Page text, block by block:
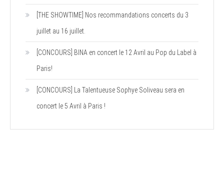
[THE SHOWTIME] Nos recommandations concerts du 3
juillet au 16 juillet.
[CONCOURS] BINA en concert le 12 Avril au Pop du Label à
Paris!
[CONCOURS] La Talentueuse Sophye Soliveau sera en
concert le 5 Avril à Paris !